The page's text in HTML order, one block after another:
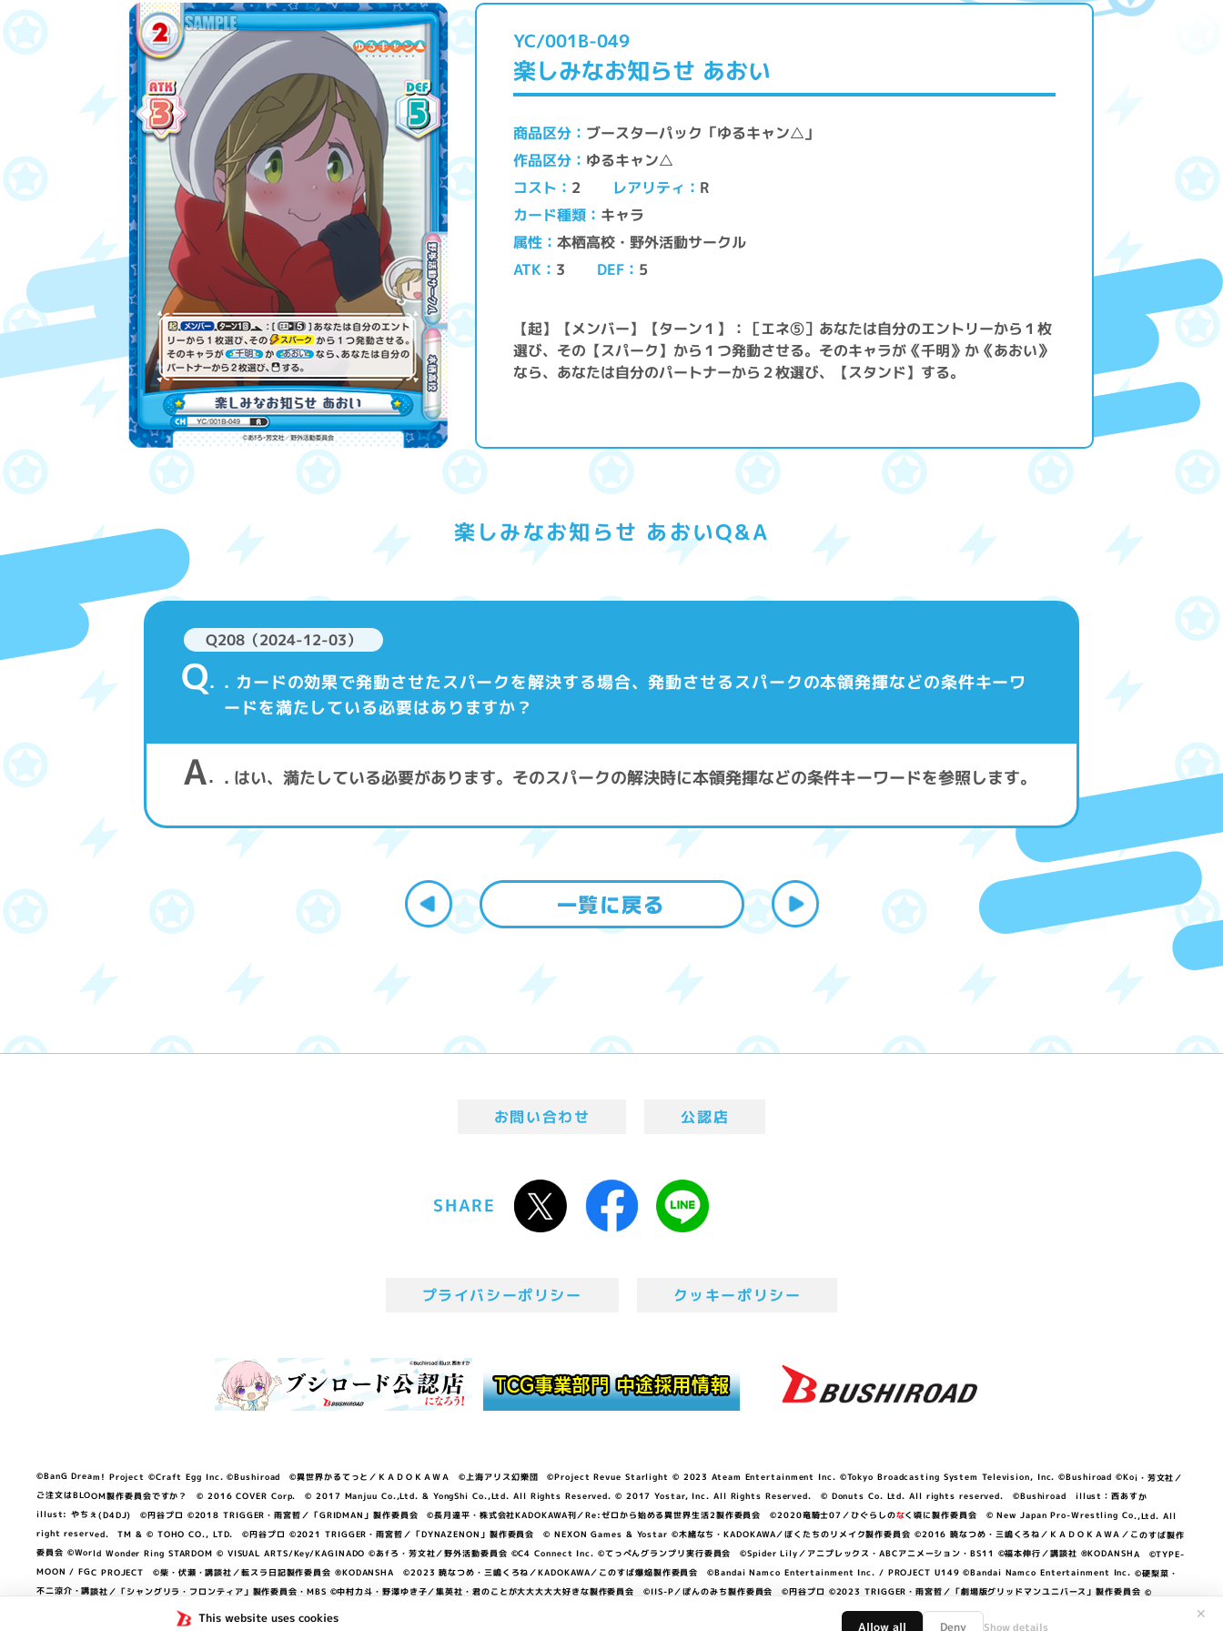
This website uses cookies
Allow all Deny Show details
✕
YC/001B-049
楽しみなお知らせ あおい
商品区分 ブースターパック「ゆるキャン△」
作品区分 ゆるキャン△
コスト 2 レアリティ R
カード種類 キャラ
属性 本栖高校・野外活動サークル
ATK 3 DEF 5
【起】【メンバー】【ターン１】：［エネ⑤］あなたは自分のエントリーから１枚
選び、その【スパーク】から１つ発動させる。そのキャラが《千明》か《あおい》
なら、あなたは自分のパートナーから２枚選び、【スタンド】する。
楽しみなお知らせ あおいQ&A
Q208（2024-12-03）
Q . カードの効果で発動させたスパークを解決する場合、発動させるスパークの本領発揮などの条件キーワ
ードを満たしている必要はありますか？
A . はい、満たしている必要があります。そのスパークの解決時に本領発揮などの条件キーワードを参照します。
お問い合わせ 公認店
SHARE
プライバシーポリシー クッキーポリシー
©BanG Dream! Project ©Craft Egg Inc. ©Bushiroad ©異世界かるてっと／ＫＡＤＯＫＡＷＡ ©上海アリス幻樂団 ©Project Revue Starlight © 2023 Ateam Entertainment Inc. ©Tokyo Broadcasting System Television, Inc. ©Bushiroad ©Koi・芳文社／
ご注文はBLOOM製作委員会ですか？ © 2016 COVER Corp. © 2017 Manjuu Co.,Ltd. & YongShi Co.,Ltd. All Rights Reserved. © 2017 Yostar, Inc. All Rights Reserved. © Donuts Co. Ltd. All rights reserved. ©Bushiroad illust：西あすか
illust: やちぇ(D4DJ) ©円谷プロ ©2018 TRIGGER・雨宮哲／「GRIDMAN」製作委員会 ©長月達平・株式会社KADOKAWA刊／Re:ゼロから始める異世界生活2製作委員会 ©2020竜騎士07／ひぐらしのなく頃に製作委員会 © New Japan Pro-Wrestling Co.,Ltd. All
right reserved. TM & © TOHO CO., LTD. ©円谷プロ ©2021 TRIGGER・雨宮哲／「DYNAZENON」製作委員会 © NEXON Games & Yostar ©木緒なち・KADOKAWA／ぼくたちのリメイク製作委員会 ©2016 暁なつめ・三嶋くろね／ＫＡＤＯＫＡＷＡ／このすば製作
委員会 ©World Wonder Ring STARDOM © VISUAL ARTS/Key/KAGINADO ©あfろ・芳文社／野外活動委員会 ©C4 Connect Inc. ©てっぺんグランプリ実行委員会 ©Spider Lily／アニプレックス・ABCアニメーション・BS11 ©福本伸行／講談社 ®KODANSHA ©TYPE-
MOON / FGC PROJECT ©柴・伏瀬・講談社／転スラ日記製作委員会 ®KODANSHA ©2023 暁なつめ・三嶋くろね／KADOKAWA／このすば爆焔製作委員会 ©Bandai Namco Entertainment Inc. / PROJECT U149 ©Bandai Namco Entertainment Inc. ©硬梨菜・
不二涼介・講談社／「シャングリラ・フロンティア」製作委員会・MBS ©中村力斗・野澤ゆき子／集英社・君のことが大大大大大好きな製作委員会 ©IIS-P／ぽんのみち製作委員会 ©円谷プロ ©2023 TRIGGER・雨宮哲／「劇場版グリッドマンユニバース」製作委員会 ©
NEXON Games／アビドス商店街 ©プロジェクトラブライブ！蓮ノ空女学院スクールアイドルクラブ ©「勇気爆発バーンブレイバーン」製作委員会